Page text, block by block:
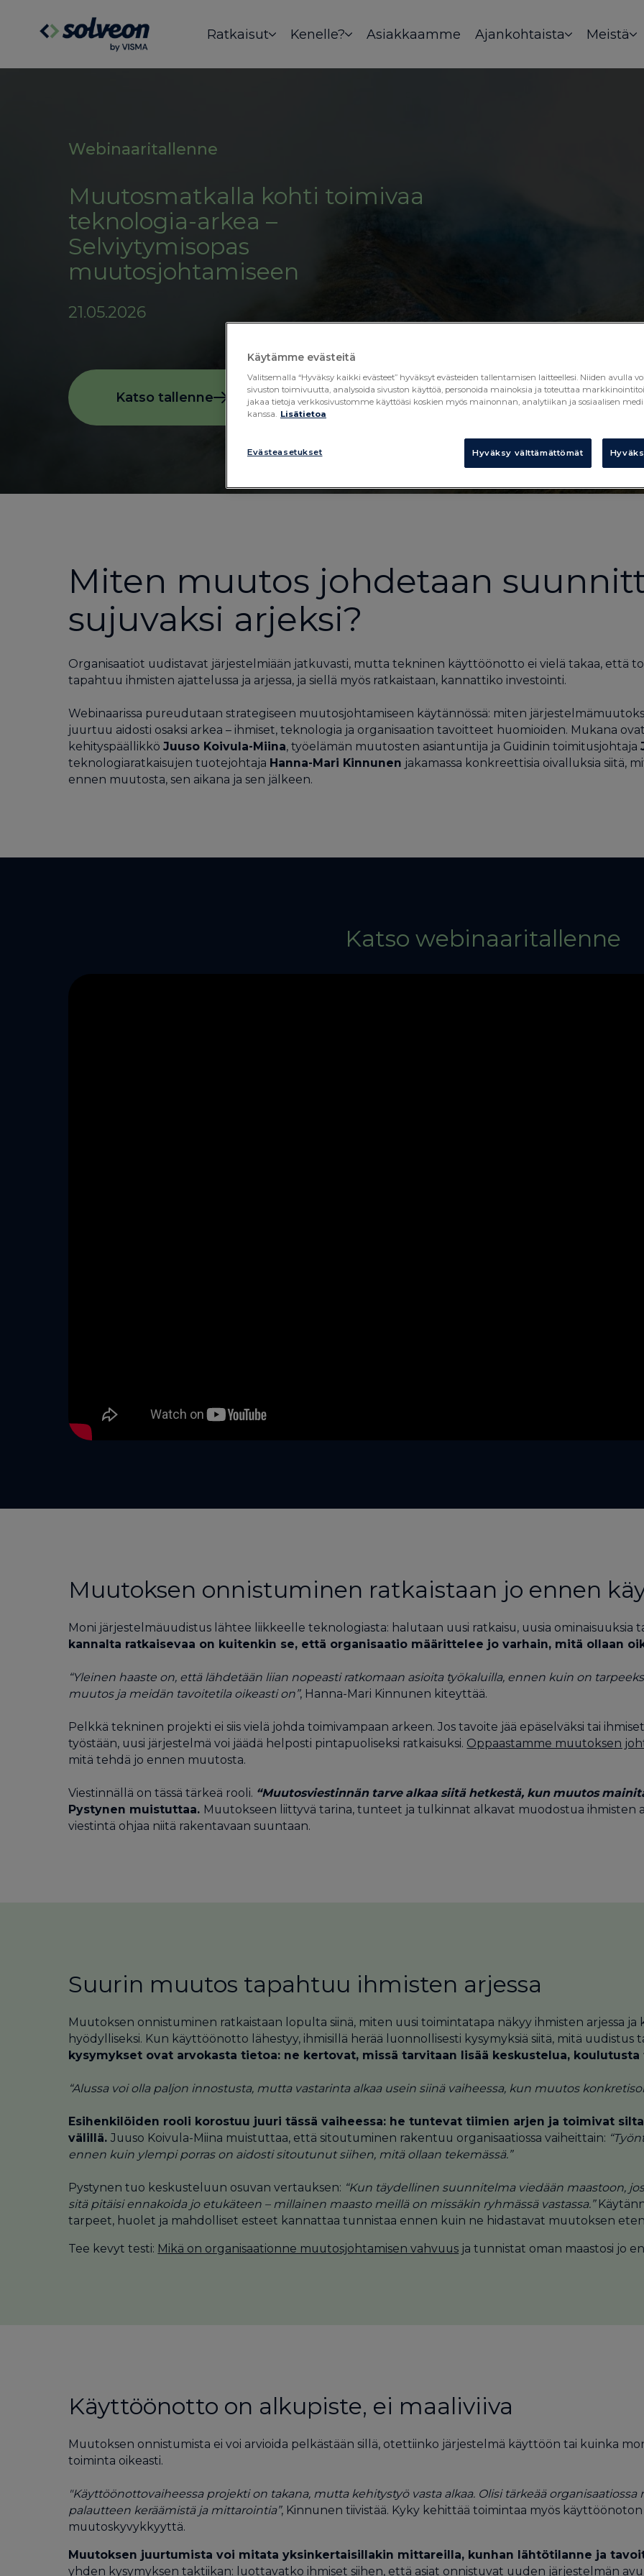
Ratkaisut Kenelle? Asiakkaamme Ajankohtaista Meistä
Webinaaritallenne
Muutosmatkalla kohti toimivaa
teknologia-arkea –
Selviytymisopas
muutosjohtamiseen
21.05.2026
Katso tallenne
Miten muutos johdetaan
sujuvaksi arjeksi?
Organisaatiot uudistavat järjestelmiään jatkuvasti, mutta tekninen käyttöönotto ei vielä takaa, että
tapahtuu ihmisten ajattelussa ja arjessa, ja siellä myös ratkaistaan, kannattiko investointi.
Webinaarissa pureudutaan strategiseen muutosjohtamiseen käytännössä: miten
juurtuu aidosti osaksi arkea – ihmiset, teknologia ja organisaation tavoitteet huomioiden. Mukana
kehityspäällikköJuuso Koivula-Miina, työelämän muutosten asiantuntija ja Guidinin toimitusjohtaja
teknologiaratkaisujen tuotejohtaja Hanna-Mari Kinnunen jakamassa konkreettisia oivalluksia siitä,
ennen muutosta, sen aikana ja sen jälkeen.
Katso webinaaritallenne
Muutoksen onnistuminen ratkaistaan jo ennen
Moni järjestelmäuudistus lähtee liikkeelle teknologiasta: halutaan uusi ratkaisu, uusia ominaisuuksia
kannalta ratkaisevaa on kuitenkin se, että organisaatio määrittelee jo varhain, mitä ollaan
“Yleinen haaste on, että lähdetään liian nopeasti ratkomaan asioita työkaluilla, ennen kuin on
muutos ja meidän tavoitetila oikeasti on”, Hanna-Mari Kinnunen kiteyttää.
Pelkkä tekninen projekti ei siis vielä johda toimivampaan arkeen. Jos tavoite jää epäselväksi tai
työstään, uusi järjestelmä voi jäädä helposti pintapuoliseksi ratkaisuksi. Oppaastamme muutoksen
mitä tehdä jo ennen muutosta.
Viestinnällä on tässä tärkeä rooli. “Muutosviestinnän tarve alkaa siitä hetkestä, kun muutos
Pystynen muistuttaa. Muutokseen liittyvä tarina, tunteet ja tulkinnat alkavat muodostua ihmisten
viestintä ohjaa niitä rakentavaan suuntaan.
Suurin muutos tapahtuu ihmisten arjessa
Muutoksen onnistuminen ratkaistaan lopulta siinä, miten uusi toimintatapa näkyy ihmisten arjessa
hyödylliseksi. Kun käyttöönotto lähestyy, ihmisillä herää luonnollisesti kysymyksiä siitä, mitä
kysymykset ovat arvokasta tietoa: ne kertovat, missä tarvitaan lisää keskustelua, koulutusta
“Alussa voi olla paljon innostusta, mutta vastarinta alkaa usein siinä vaiheessa, kun muutos
Esihenkilöiden rooli korostuu juuri tässä vaiheessa: he tuntevat tiimien arjen ja toimivat
välillä.Juuso Koivula-Miina muistuttaa, että sitoutuminen rakentuu organisaatiossa vaiheittain:
ennen kuin ylempi porras on aidosti sitoutunut siihen, mitä ollaan tekemässä.”
Pystynen tuo keskusteluun osuvan vertauksen: “Kun täydellinen suunnitelma viedään maastoon,
sitä pitäisi ennakoida jo etukäteen – millainen maasto meillä on missäkin ryhmässä vastassa.”
tarpeet, huolet ja mahdolliset esteet kannattaa tunnistaa ennen kuin ne hidastavat muutoksen
Tee kevyt testi: Mikä on organisaationne muutosjohtamisen vahvuus ja tunnistat oman maastosi jo
Käyttöönotto on alkupiste, ei maaliviiva
Muutoksen onnistumista ei voi arvioida pelkästään sillä, otettiinko järjestelmä käyttöön tai kuinka
toiminta oikeasti.
"Käyttöönottovaiheessa projekti on takana, mutta kehitystyö vasta alkaa. Olisi tärkeää
palautteen keräämistä ja mittarointia”, Kinnunen tiivistää. Kyky kehittää toimintaa myös
muutoskyvykkyyttä.
Muutoksen juurtumista voi mitata yksinkertaisillakin mittareilla, kunhan lähtötilanne ja
yhden kysymyksen taktiikan: luottavatko ihmiset siihen, että asiat onnistuvat uuden järjestelmän
Käytämme evästeitä
Valitsemalla “Hyväksy kaikki evästeet” hyväksyt evästeiden tallentamisen laitteellesi. Niiden avulla
sivuston toimivuutta, analysoida sivuston käyttöä, personoida mainoksia ja toteuttaa
jakaa tietoja verkkosivustomme käyttöäsi koskien myös mainonnan, analytiikan ja sosiaalisen
kanssa. Lisätietoa
Evästeasetukset Hyväksy välttämättömät